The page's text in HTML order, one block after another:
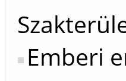
Emberi